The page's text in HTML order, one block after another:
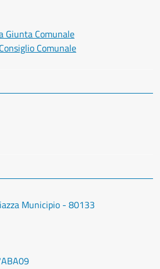
Giunta Comunale
Comunale
Municipio - 80133